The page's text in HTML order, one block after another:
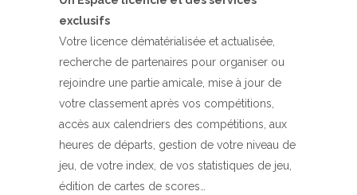
exclusifs
Votre licence dématérialisée et actualisée,
recherche de partenaires pour organiser ou
rejoindre une partie amicale, mise à jour de
votre classement après vos compétitions,
accès aux calendriers des compétitions, aux
heures de départs, gestion de votre niveau de
jeu, de votre index, de vos statistiques de jeu,
édition de cartes de scores…